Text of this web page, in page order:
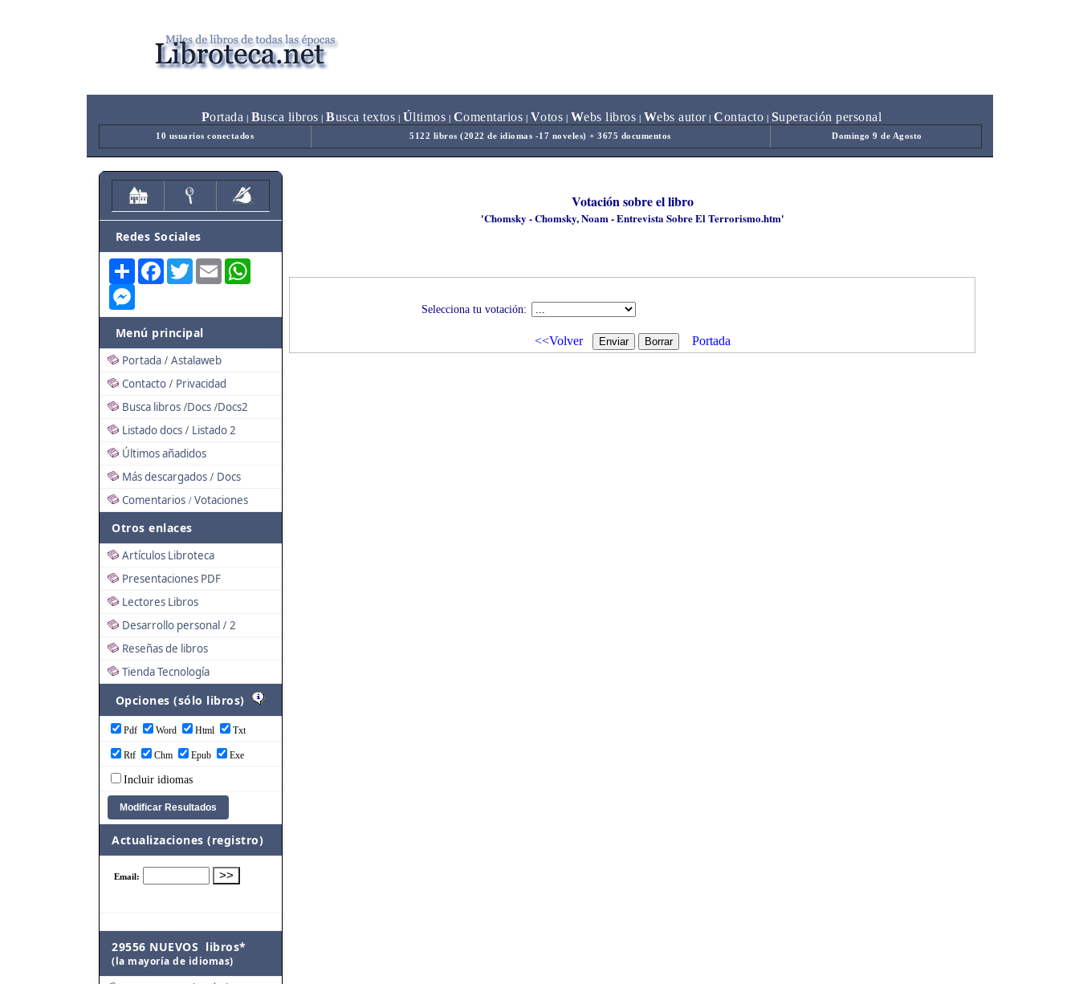
Portada Busca libros Busca textos Últimos Comentarios Votos Webs libros Webs autor| Contacto Superación personal
10 usuarios conectados 5122 libros (2022 de idiomas -17 noveles) + 3675 documentos Domingo 9 de Agosto
Redes Sociales
Share FacebookTwitterEmail
Menú principal
Portada / Astalaweb
Contacto / Privacidad
Busca libros /Docs /Docs2
Listado docs / Listado 2
Últimos añadidos
Más descargados / Docs
Comentarios / Votaciones
Otros enlaces
Artículos Libroteca
Presentaciones PDF
Lectores Libros
Desarrollo personal / 2
Reseñas de libros
Tienda Tecnología
Opciones (sólo libros)
Pdf Word Html Txt
Rtf Chm Epub Exe
Incluir idiomas
Actualizaciones (registro)
29556 NUEVOS libros*
(la mayoría de idiomas)
Votación sobre el libro
'Chomsky - Chomsky, Noam - Entrevista Sobre El Terrorismo.htm'
Selecciona tu votación:
<<Volver Portada